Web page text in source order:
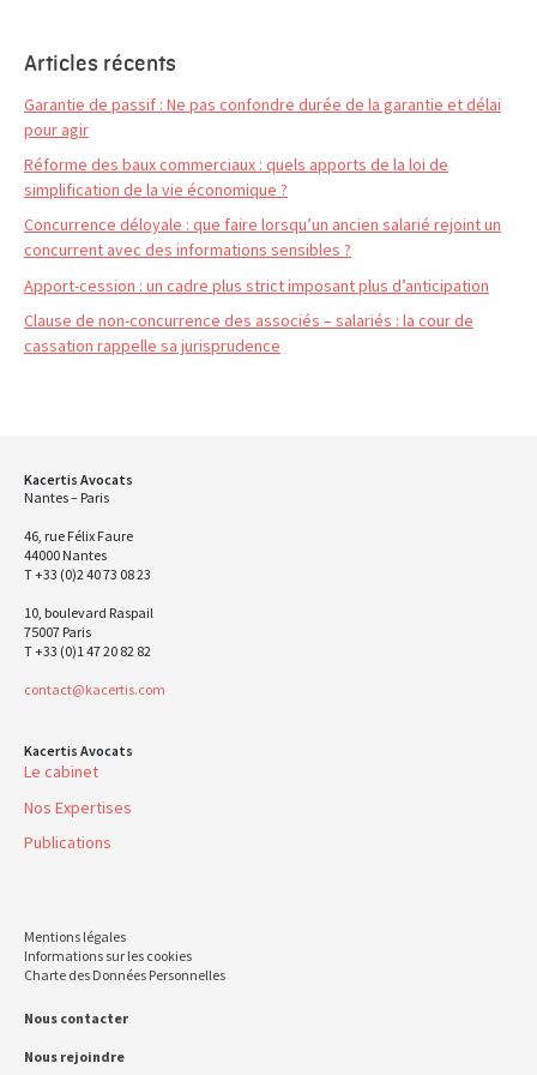
Articles récents
Garantie de passif : Ne pas confondre durée de la garantie et délai
pour agir
Réforme des baux commerciaux : quels apports de la loi de
simplification de la vie économique ?
Concurrence déloyale : que faire lorsqu’un ancien salarié rejoint un
concurrent avec des informations sensibles ?
Apport-cession : un cadre plus strict imposant plus d’anticipation
Clause de non-concurrence des associés – salariés : la cour de
cassation rappelle sa jurisprudence
Kacertis Avocats
Nantes – Paris
46, rue Félix Faure
44000 Nantes
T +33 (0)2 40 73 08 23
10, boulevard Raspail
75007 Paris
T +33 (0)1 47 20 82 82
contact@kacertis.com
Kacertis Avocats
Le cabinet
Nos Expertises
Publications
Mentions légales
Informations sur les cookies
Charte des Données Personnelles
Nous contacter
Nous rejoindre